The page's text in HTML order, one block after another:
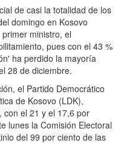
de casi la totalidad de los
domingo en Kosovo
ministro, el
pues con el 43 %
ha perdido la mayoría
28 de diciembre.
el Partido Democrático
de Kosovo (LDK),
con el 21 y el 17,6 por
lunes la Comisión Electoral
del 99 por ciento de las